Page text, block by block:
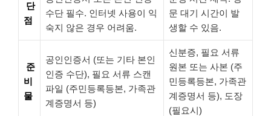
단
점
수단 필수. 인터넷 사용이 익
숙지 않은 경우 어려움.
문 대기 시간이 발
생할 수 있음.
준
비
물
공인인증서 (또는 기타 본인
인증 수단), 필요 서류 스캔
파일 (주민등록등본, 가족관
계증명서 등)
신분증, 필요 서류
원본 또는 사본 (주
민등록등본, 가족관
계증명서 등), 도장
(필요시)